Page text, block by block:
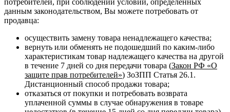
данным законодательством, Вы можете потребовать от
продавца:
осуществить замену товара ненадлежащего качества;
вернуть или обменять не подошедший по каким-либо
характеристикам товар надлежащего качества на другой
в течение 7 дней со дня передачи товара (Закон РФ «О
защите прав потребителей») ЗоЗПП Статья 26.1.
Дистанционный способ продажи товара;
отказаться от покупки и потребовать возврата
уплаченной суммы в случае обнаружения в товаре